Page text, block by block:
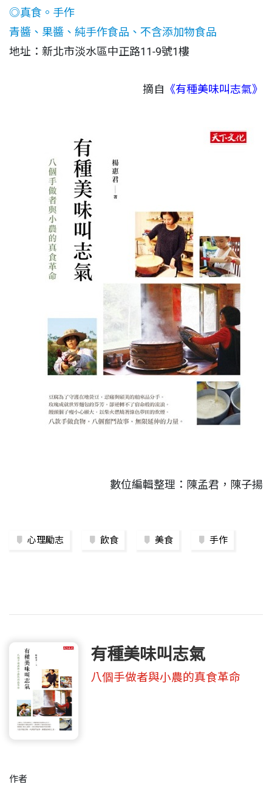
◎真食。手作
青醬、果醬、純手作食品、不含添加物食品
地址：新北市淡水區中正路11-9號1樓
摘自 《有種美味叫志氣》
數位編輯整理：陳孟君，陳子揚
心理勵志 飲食 美食 手作
有種美味叫志氣
八個手做者與小農的真食革命
作者